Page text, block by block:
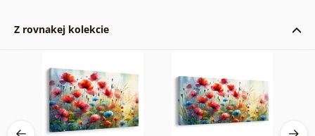
Z rovnakej kolekcie